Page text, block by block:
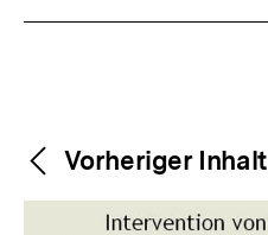
Weitere
Inhalte
Content-
Navigation
Vorheriger Inhalt